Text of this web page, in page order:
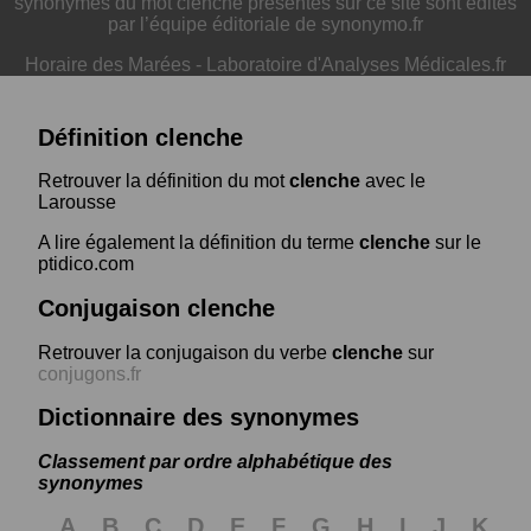
par l’équipe éditoriale de synonymo.fr
Horaire des Marées - Laboratoire d'Analyses Médicales.fr
Définition clenche
Retrouver la définition du motclenche avec le
Larousse
A lire également la définition du terme clenche sur le
ptidico.com
Conjugaison clenche
Retrouver la conjugaison du verbe clenche sur
conjugons.fr
Dictionnaire des synonymes
Classement par ordre alphabétique des
synonymes